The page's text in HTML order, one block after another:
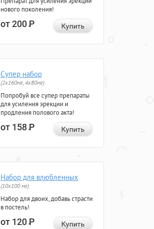
нового поколения!
от 200Р Купить
Супер набор
(2х160мг, 4х80мг)
Попробуй все супер препараты
для усиления эрекции и
продления полового акта!
от 158Р Купить
Набор для влюбленных
(10х100 мг)
Набор для двоих, добавь страсти
в постель!
от 120Р Купить